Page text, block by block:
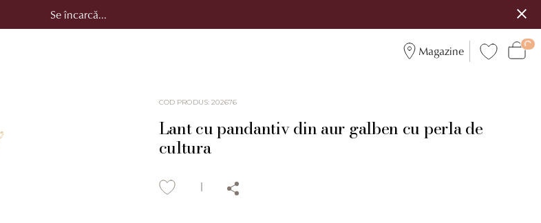
Se încarcă...
Magazine
COD PRODUS:202676
Lant cu pandantiv din aur galben cu perla de
cultura